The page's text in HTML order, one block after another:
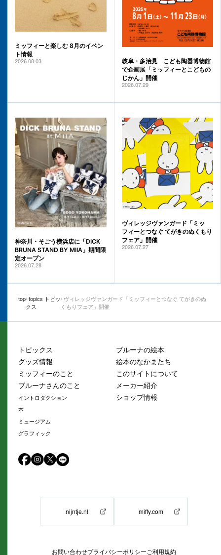
ミッフィーと楽しむ 8月のイベン
ト情報
2026.08.03
岐阜・多治見 こども陶器博物館
で企画展「ミッフィーとこどもの
じかん」開催
2026.07.29
神奈川・そごう横浜店に「DICK
BRUNA STAND BY MIIA」期間限
定オープン
2026.07.28
ヴィレッジヴァンガード「ミッ
フィーとつなぐ てがきのぬくもり
フェア」開催
2026.07.27
top topics トピッ
クス
ヴィレッジヴァンガード「ミッフィーとつなぐ てがきのぬ
くもりフェア」開催
トピックス
グッズ情報
ミッフィーのこと
ブルーナさんのこと
イントロダクション
本
ミュージアム
グラフィック
ブルーナの絵本
絵本のなかまたち
このサイトについて
メーカー紹介
ショップ情報
nijntje.nl miffy.com
お問い合わせプライバシーポリシー ご利用規約